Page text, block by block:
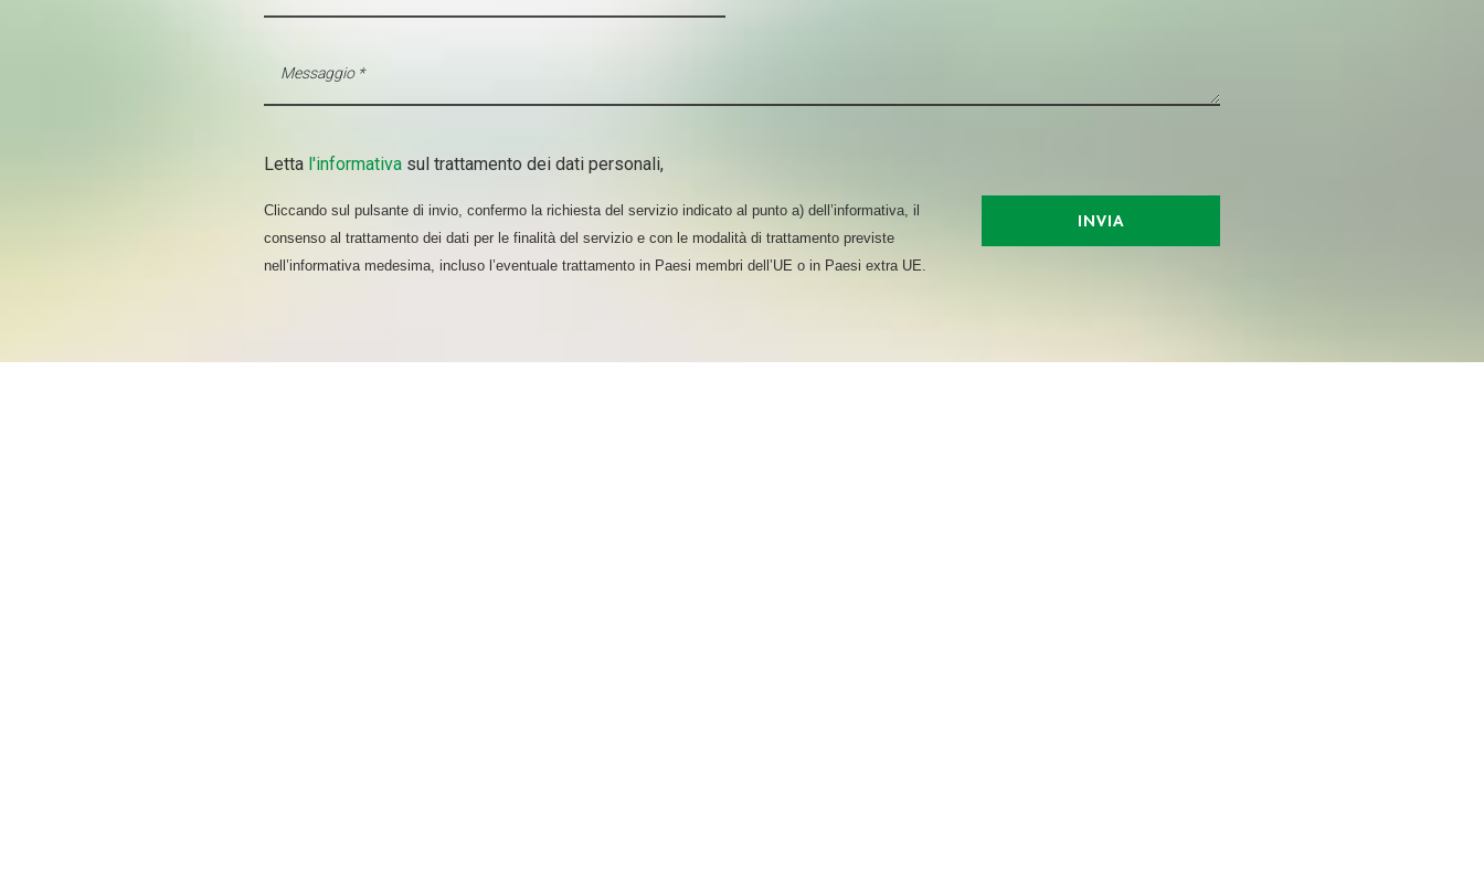
Letta l'informativa sul trattamento dei dati personali,
Cliccando sul pulsante di invio, confermo la richiesta del servizio indicato al punto a) dell’informativa, il
consenso al trattamento dei dati per le finalità del servizio e con le modalità di trattamento previste
nell’informativa medesima, incluso l’eventuale trattamento in Paesi membri dell’UE o in Paesi extra UE.
INVIA